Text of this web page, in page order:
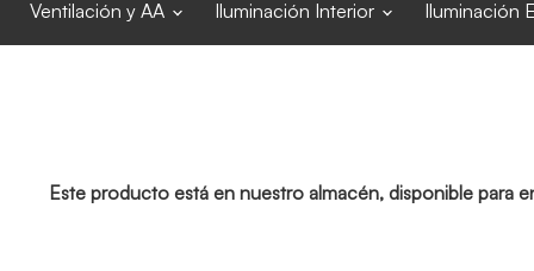
Ventilación y AA Iluminación Interior Iluminación
Este producto está en nuestro almacén, disponible para